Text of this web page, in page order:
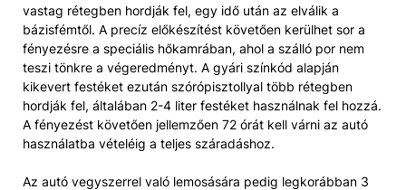
vastag rétegben hordják fel, egy idő után az elválik a
bázisfémtől. A precíz előkészítést követően kerülhet sor a
fényezésre a speciális hőkamrában, ahol a szálló por nem
teszi tönkre a végeredményt. A gyári színkód alapján
kikevert festéket ezután szórópisztollyal több rétegben
hordják fel, általában 2-4 liter festéket használnak fel hozzá.
A fényezést követően jellemzően 72 órát kell várni az autó
használatba vételéig a teljes száradáshoz.
Az autó vegyszerrel való lemosására pedig legkorábban 3